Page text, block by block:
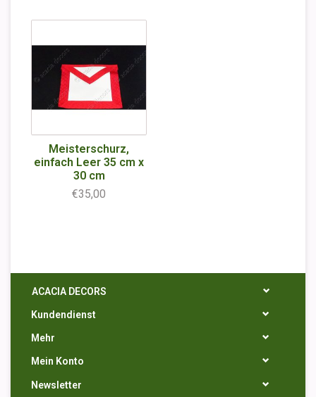
Meisterschurz,
einfach Leer 35 cm x
30 cm
€35,00
ACACIA DECORS
Kundendienst
Mehr
Mein Konto
Newsletter